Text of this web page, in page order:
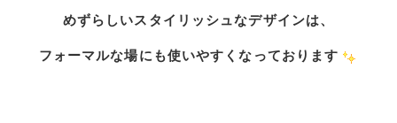
めずらしいスタイリッシュなデザインは、
フォーマルな場にも使いやすくなっております